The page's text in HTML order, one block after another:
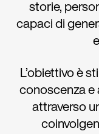
storie,
capaci di
L’obiettivo è
conoscenza e
attraverso